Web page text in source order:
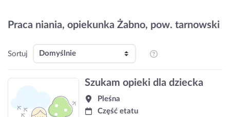
Praca niania, opiekunka Żabno, pow. tarnowski
Sortuj
Szukam opieki dla dziecka
Pleśna
Część etatu